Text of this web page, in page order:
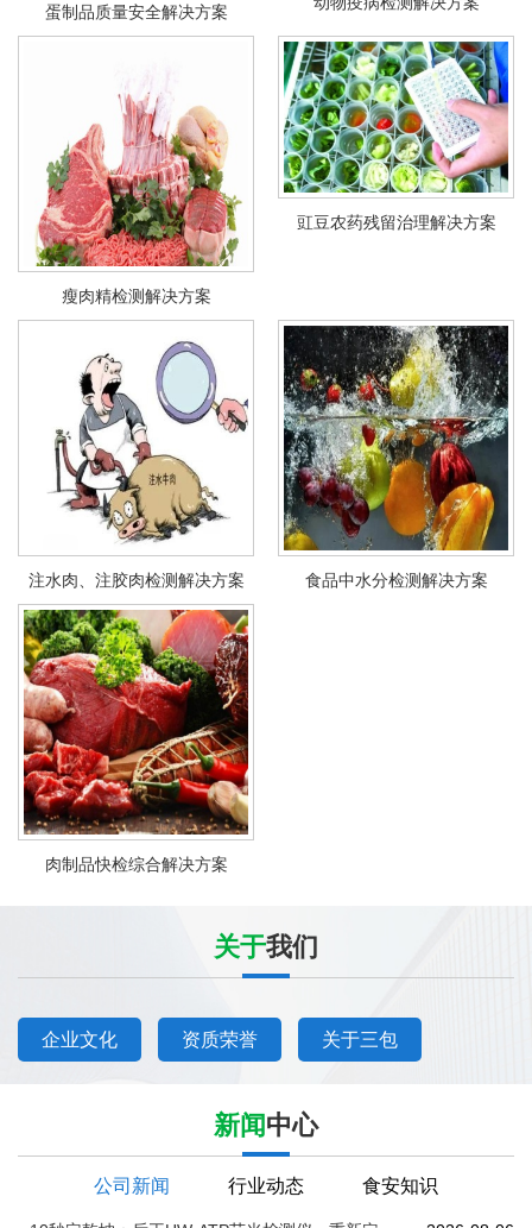
蛋制品质量安全解决方案
瘦肉精检测解决方案
豇豆农药残留治理解决方案
注水肉、注胶肉检测解决方案 食品中水分检测解决方案
肉制品快检综合解决方案
关于我们
企业文化 资质荣誉 关于三包
新闻中心
公司新闻 行业动态 食安知识